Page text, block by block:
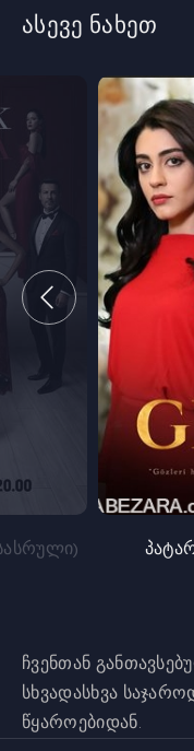
ასევე ნახეთ
ჩვენთან
სხვადასხვა
წყაროებიდან.